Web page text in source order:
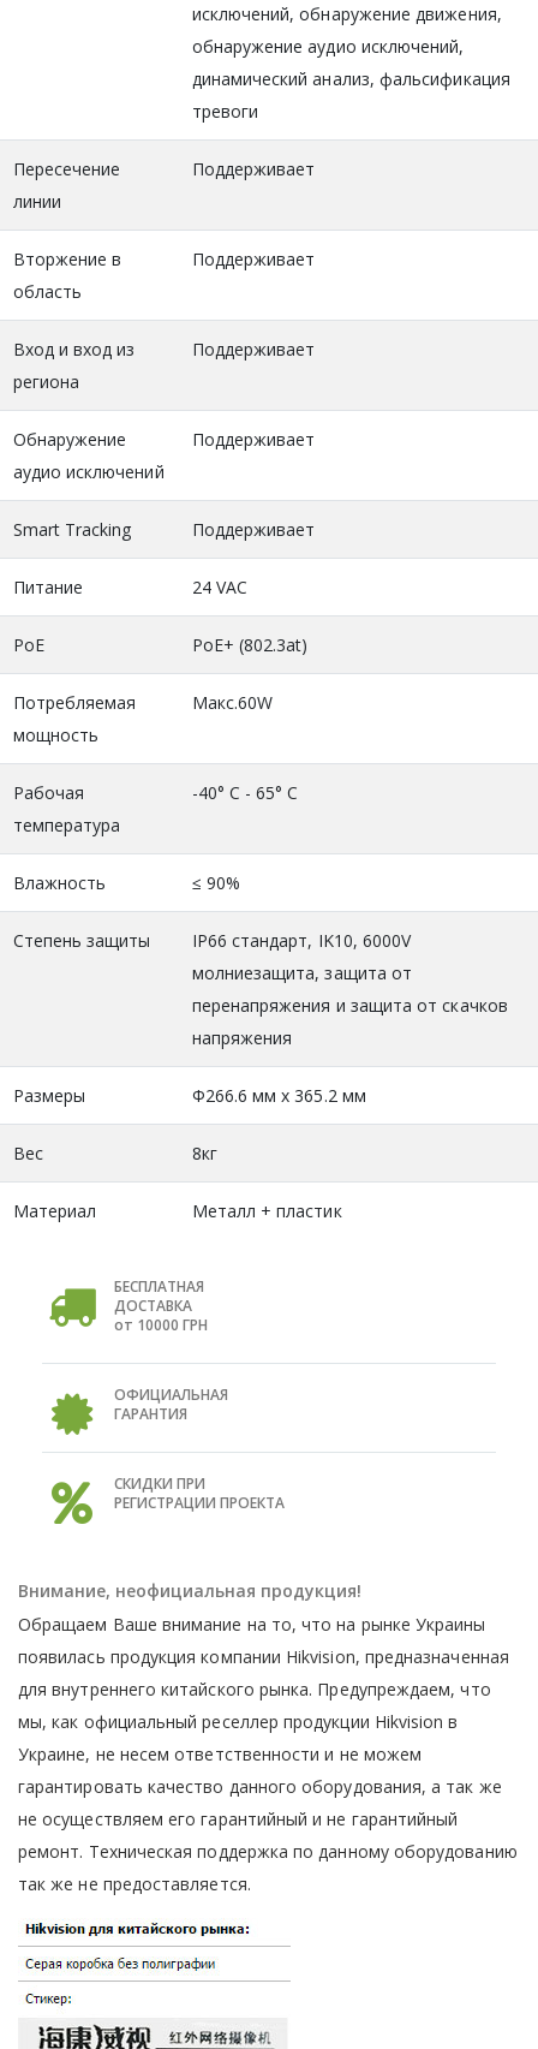
исключений, обнаружение движения,
обнаружение аудио исключений,
динамический анализ, фальсификация
тревоги
Пересечение
линии
Поддерживает
Вторжение в
область
Поддерживает
Вход и вход из
региона
Поддерживает
Обнаружение
аудио исключений
Поддерживает
Smart Tracking Поддерживает
Питание 24 VAC
PoE PoE+ (802.3at)
Потребляемая
мощность
Макс.60W
Рабочая
температура
-40° C - 65° C
Влажность ≤ 90%
Степень защиты
IP66 стандарт, IK10, 6000V
молниезащита, защита от
перенапряжения и защита от скачков
напряжения
Размеры Φ266.6 мм x 365.2 мм
Вес 8кг
Материал Металл + пластик
БЕСПЛАТНАЯ
ДОСТАВКА
от 10000 ГРН
ОФИЦИАЛЬНАЯ
ГАРАНТИЯ
СКИДКИ ПРИ
РЕГИСТРАЦИИ ПРОЕКТА
Внимание, неофициальная продукция!
Обращаем Ваше внимание на то, что на рынке Украины
появилась продукция компании Hikvision, предназначенная
для внутреннего китайского рынка. Предупреждаем, что
мы, как официальный реселлер продукции Hikvision в
Украине, не несем ответственности и не можем
гарантировать качество данного оборудования, а так же
не осуществляем его гарантийный и не гарантийный
ремонт. Техническая поддержка по данному оборудованию
так же не предоставляется.